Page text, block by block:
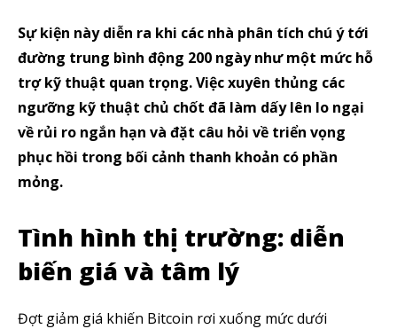
Sự kiện này diễn ra khi các nhà phân tích chú ý tới
đường trung bình động 200 ngày như một mức hỗ
trợ kỹ thuật quan trọng. Việc xuyên thủng các
ngưỡng kỹ thuật chủ chốt đã làm dấy lên lo ngại
về rủi ro ngắn hạn và đặt câu hỏi về triển vọng
phục hồi trong bối cảnh thanh khoản có phần
mỏng.
Tình hình thị trường: diễn
biến giá và tâm lý
Đợt giảm giá khiến Bitcoin rơi xuống mức dưới